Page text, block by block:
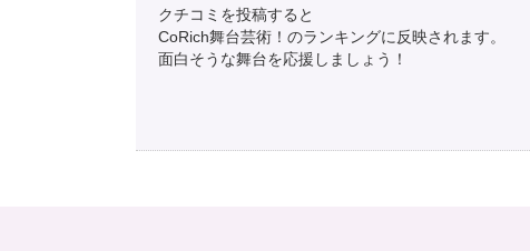
クチコミを投稿すると
CoRich舞台芸術！のランキングに反映されます。
面白そうな舞台を応援しましょう！